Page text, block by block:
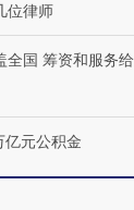
思的生活方式·第三对
位律师
全国 筹资和服务
亿元公积金